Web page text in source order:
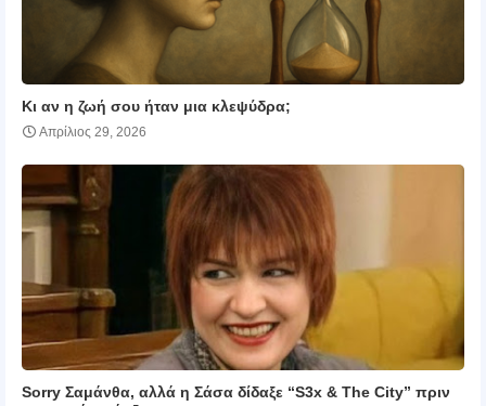
Κι αν η ζωή σου ήταν μια κλεψύδρα;
Απρίλιος 29, 2026
Sorry Σαμάνθα, αλλά η Σάσα δίδαξε “S3x & The City” πριν